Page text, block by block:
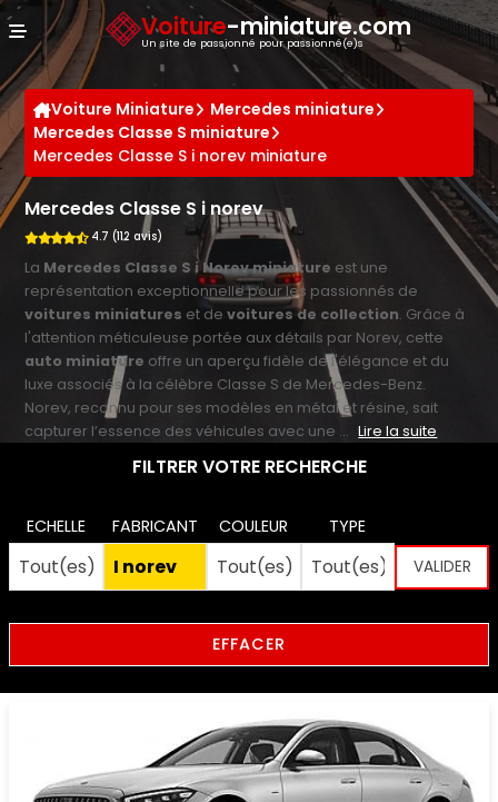
Voiture-miniature.com
Un site de passionné pour passionné(e)s
Voiture Miniature
Mercedes miniature
Mercedes Classe S miniature
Mercedes Classe S i norev miniature
Mercedes Classe S i norev
4.7 (112 avis)
La Mercedes Classe S i Norev miniature est une
représentation exceptionnelle pour les passionnés de
voitures miniatures et devoitures de collection. Grâce à
l'attention méticuleuse portée aux détails par Norev, cette
auto miniature offre un aperçu fidèle de l'élégance et du
luxe associés à la célèbre Classe S de Mercedes-Benz.
Norev, reconnu pour ses modèles en métal et résine, sait
capturer l’essence des véhicules avec une ... Lire la suite
FILTRER VOTRE RECHERCHE
ECHELLE FABRICANT COULEUR TYPE
EFFACER
Panneau de gestion des cookies